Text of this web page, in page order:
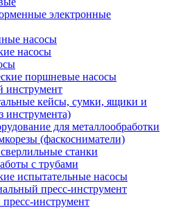
электронные
насосы
насосы
поршневые насосы
инструмент
кейсы, сумки, ящики и
инструмента)
для металлообработки
(фаскосниматели)
станки
с трубами
испытательные насосы
пресс-инструмент
инструмент